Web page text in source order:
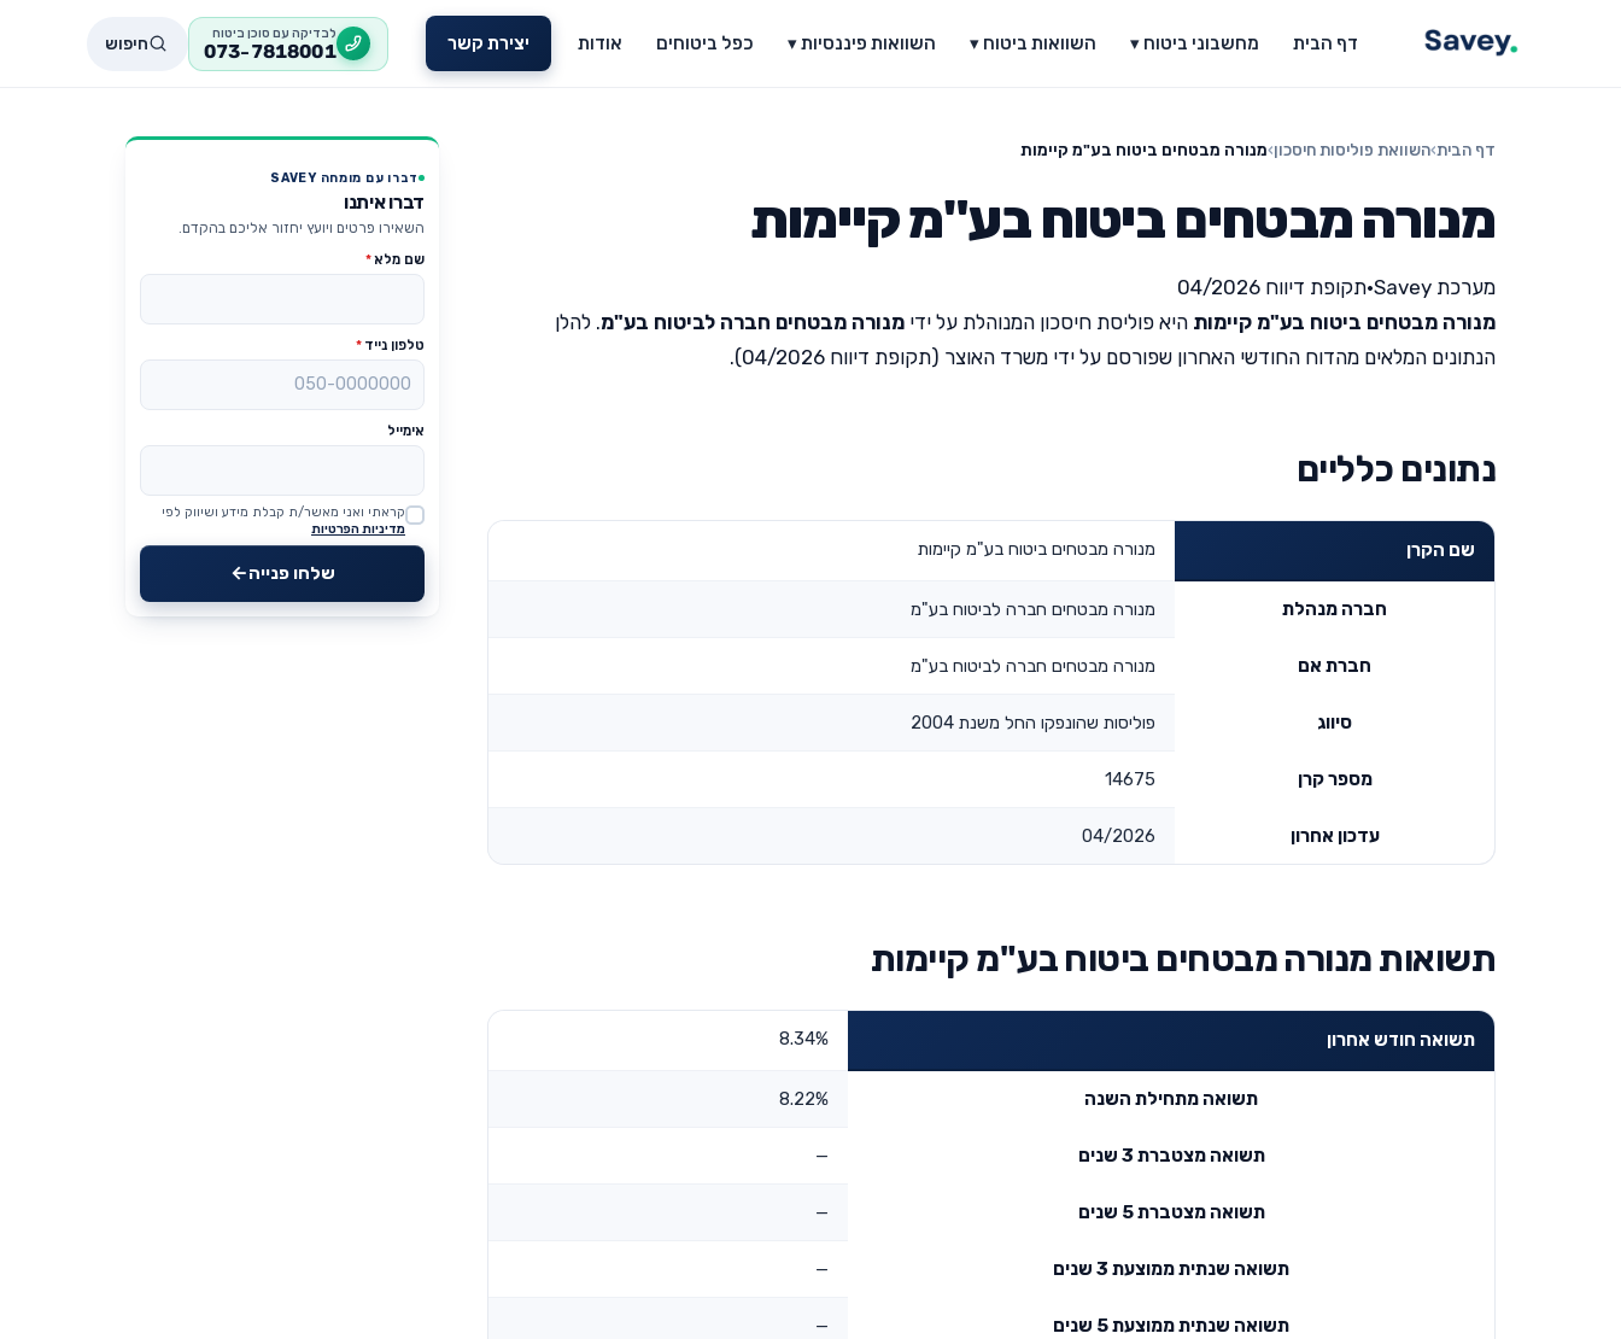
דף הבית מחשבוני ביטוח ▾ השוואות ביטוח ▾ השוואות פיננסיות ▾ כפל ביטוחים אודות יצירת קשר לבדיקה עם סוכן ביטוח
073-7818001 חיפוש
דף הבית›השוואת פוליסות חיסכון›מנורה מבטחים ביטוח בע"מ קיימות
מנורה מבטחים ביטוח בע"מ קיימות
מערכת Savey •תקופת דיווח 04/2026
מנורה מבטחים ביטוח בע"מ קיימות היא פוליסת חיסכון המנוהלת על ידי מנורה מבטחים חברה לביטוח בע"מ. להלן
הנתונים המלאים מהדוח החודשי האחרון שפורסם על ידי משרד האוצר (תקופת דיווח 04/2026).
נתונים כלליים
שם הקרן מנורה מבטחים ביטוח בע"מ קיימות
חברה מנהלת מנורה מבטחים חברה לביטוח בע"מ
חברת אם מנורה מבטחים חברה לביטוח בע"מ
סיווג פוליסות שהונפקו החל משנת 2004
מספר קרן 14675
עדכון אחרון 04/2026
תשואות מנורה מבטחים ביטוח בע"מ קיימות
תשואה חודש אחרון 8.34%
תשואה מתחילת השנה 8.22%
תשואה מצטברת 3 שנים —
תשואה מצטברת 5 שנים —
תשואה שנתית ממוצעת 3 שנים —
תשואה שנתית ממוצעת 5 שנים —
דברו עם מומחה SAVEY
דברו איתנו
השאירו פרטים ויועץ יחזור אליכם בהקדם.
שם מלא*
טלפון נייד *
אימייל
Website
קראתי ואני מאשר/ת קבלת מידע ושיווק לפי
מדיניות הפרטיות
שלחו פנייה